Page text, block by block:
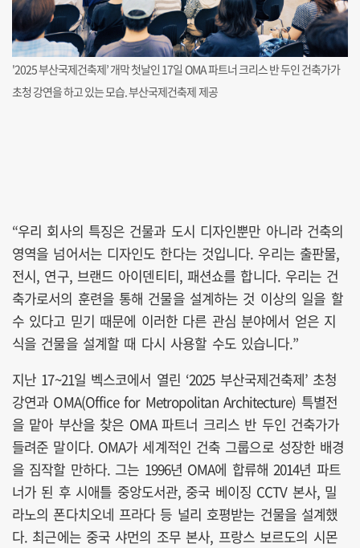
'2025 부산국제건축제’ 개막 첫날인 17일 OMA 파트너 크리스 반 두인 건축가가
초청 강연을 하고 있는 모습. 부산국제건축제 제공
“우리 회사의 특징은 건물과 도시 디자인뿐만 아니라 건축의
영역을 넘어서는 디자인도 한다는 것입니다. 우리는 출판물,
전시, 연구, 브랜드 아이덴티티, 패션쇼를 합니다. 우리는 건
축가로서의 훈련을 통해 건물을 설계하는 것 이상의 일을 할
수 있다고 믿기 때문에 이러한 다른 관심 분야에서 얻은 지
식을 건물을 설계할 때 다시 사용할 수도 있습니다.”
지난 17~21일 벡스코에서 열린 ‘2025 부산국제건축제’ 초청
강연과 OMA(Office for Metropolitan Architecture) 특별전
을 맡아 부산을 찾은 OMA 파트너 크리스 반 두인 건축가가
들려준 말이다. OMA가 세계적인 건축 그룹으로 성장한 배경
을 짐작할 만하다. 그는 1996년 OMA에 합류해 2014년 파트
너가 된 후 시애틀 중앙도서관, 중국 베이징 CCTV 본사, 밀
라노의 폰다치오네 프라다 등 널리 호평받는 건물을 설계했
다. 최근에는 중국 샤먼의 조무 본사, 프랑스 보르도의 시몬